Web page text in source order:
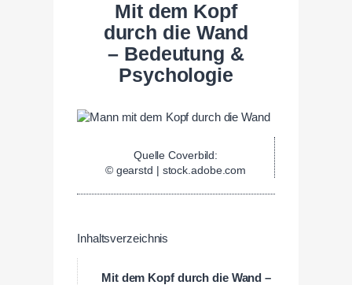
Mit dem Kopf
durch die Wand
– Bedeutung &
Psychologie
Quelle Coverbild:
© gearstd | stock.adobe.com
Inhaltsverzeichnis
Mit dem Kopf durch die Wand –